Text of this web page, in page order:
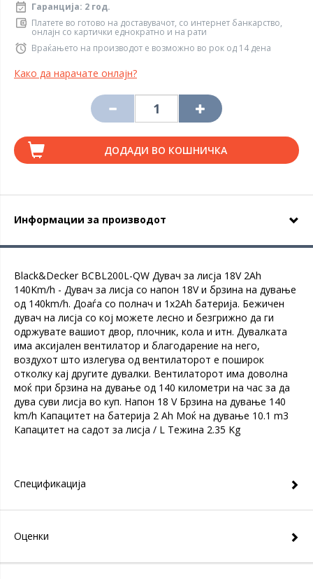
Гаранција: 2 год.
Платете во готово на доставувачот, со интернет банкарство,
онлајн со картички еднократно и на рати
Враќањето на производот е возможно во рок од 14 дена
Како да нарачате онлајн?
ДОДАДИ ВО КОШНИЧКА
Информации за производот
Black&Decker BCBL200L-QW Дувач за лисја 18V 2Ah
140Km/h - Дувач за лисја со напон 18V и брзина на дување
од 140km/h. Доаѓа со полнач и 1x2Ah батерија. Бежичен
дувач на лисја со кој можете лесно и безгрижно да ги
одржувате вашиот двор, плочник, кола и итн. Дувалката
има аксијален вентилатор и благодарение на него,
воздухот што излегува од вентилаторот е поширок
отколку кај другите дувалки. Вентилаторот има доволна
моќ при брзина на дување од 140 километри на час за да
дува суви лисја во куп. Напон 18 V Брзина на дување 140
km/h Капацитет на батерија 2 Ah Моќ на дување 10.1 m3
Капацитет на садот за лисја / L Тежина 2.35 Kg
Спецификација
Оценки